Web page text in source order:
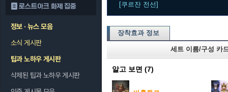
로스트아크 화제 집중
정보 · 뉴스 모음
소식 게시판
팁과 노하우 게시판
삭제된 팁과 노하우 게시판
[쿠르잔 전선]
장착효과 정보
세트 이름/구성 카
알고 보면 (7)